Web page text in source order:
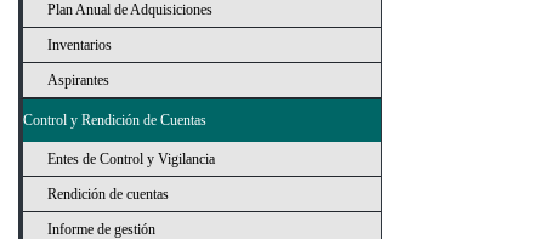
Plan Anual de Adquisiciones
Inventarios
Aspirantes
Control y Rendición de Cuentas
Entes de Control y Vigilancia
Rendición de cuentas
Informe de gestión